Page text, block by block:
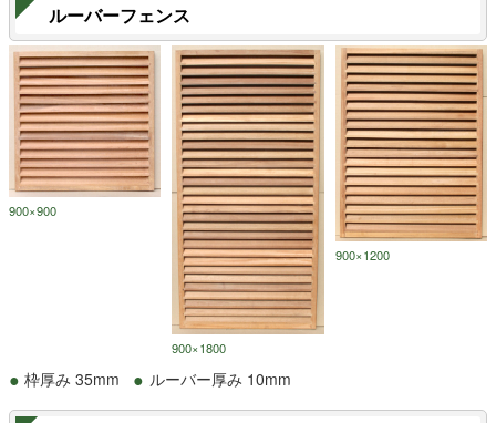
ルーバーフェンス
900×900
900×1800
900×1200
枠厚み 35mm ルーバー厚み 10mm